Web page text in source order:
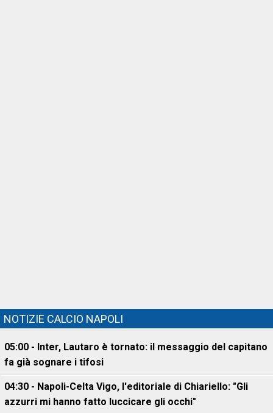
NOTIZIE CALCIO NAPOLI
05:00 - Inter, Lautaro è tornato: il messaggio del capitano
fa già sognare i tifosi
04:30 - Napoli-Celta Vigo, l'editoriale di Chiariello: "Gli
azzurri mi hanno fatto luccicare gli occhi"